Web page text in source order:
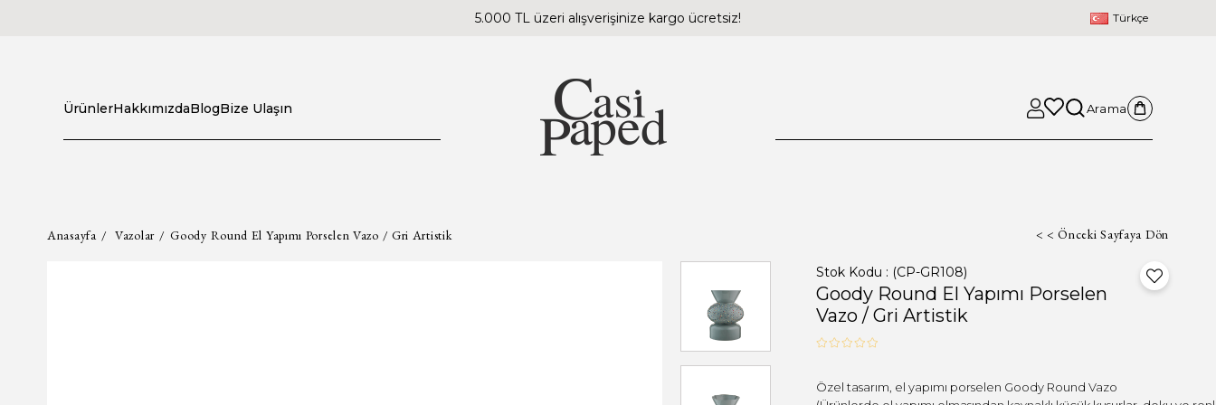
5.000 TL üzeri alışverişinize kargo ücretsiz! Türkçe
ÜrünlerHakkımızdaBlogBize Ulaşın Arama
Anasayfa Vazolar Goody Round El Yapımı Porselen Vazo / Gri Artistik < < Önceki Sayfaya Dön
Stok Kodu (CP-GR108)
Goody Round El Yapımı Porselen
Vazo / Gri Artistik